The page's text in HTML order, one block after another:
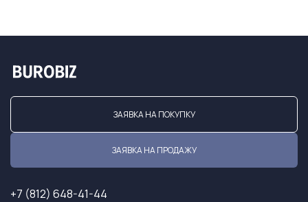
ЗАЯВКА НА ПОКУПКУ
ЗАЯВКА НА ПРОДАЖУ
+7 (812) 648-41-44